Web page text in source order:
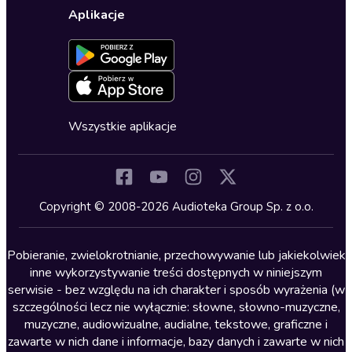
Dla młodzieży
Kryminały
Lektury szkolne
Literatura anglojęzyczna
Literatura faktu
Literatura obyczajowa
Literatura piękna obca
Ustawienia prywatności
Formularz zgłaszania nielegalnych treści
Deklaracja dostępności
Oferta dla firm i bibliotek
Dołącz do newslettera
Blog
Zapowiedzi
Cykle audiobooków
Aplikacje
Wszystkie aplikacje
Copyright © 2008-2026 Audioteka Group Sp. z o.o.
Pobieranie, zwielokrotnianie, przechowywanie lub jakiekolwiek
inne wykorzystywanie treści dostępnych w niniejszym
serwisie - bez względu na ich charakter i sposób wyrażenia (w
szczególności lecz nie wyłącznie: słowne, słowno-muzyczne,
muzyczne, audiowizualne, audialne, tekstowe, graficzne i
zawarte w nich dane i informacje, bazy danych i zawarte w nich